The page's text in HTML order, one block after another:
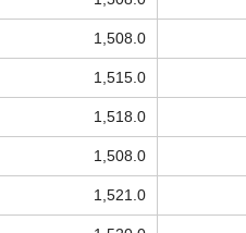
1,508.0
1,515.0
1,518.0
1,508.0
1,521.0